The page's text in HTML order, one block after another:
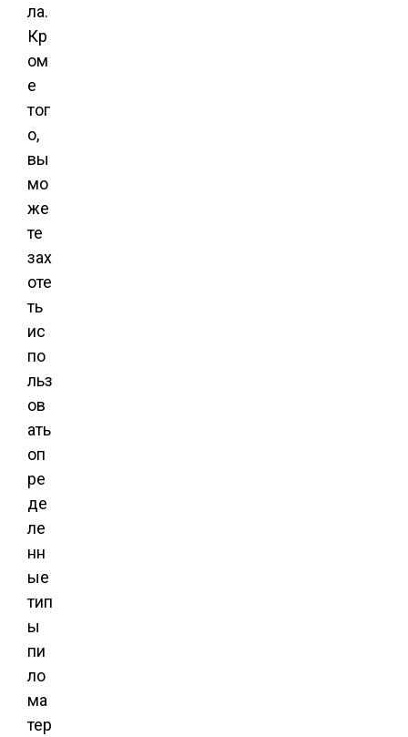
ла.
Кр
ом
е
тог
о,
вы
мо
же
те
зах
оте
ть
ис
по
льз
ов
ать
оп
ре
де
ле
нн
ые
тип
ы
пи
ло
ма
тер